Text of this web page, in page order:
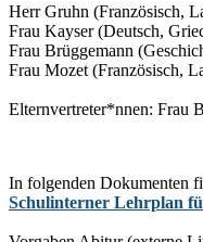
Herr Gruhn (Französisch,
Frau Kayser (Deutsch,
Frau Brüggemann
Frau Mozet (Französisch,
Elternvertreter*nnen: Frau
In folgenden Dokumenten
Schulinterner Lehrplan